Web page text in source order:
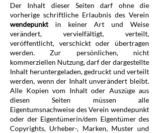
Der Inhalt dieser Seiten darf ohne die
vorherige schriftliche Erlaubnis des Verein
wendepunkt in keiner Art und Weise
verändert, vervielfältigt, verteilt,
veröffentlicht, verschickt oder übertragen
werden. Zur persönlichen, nicht
kommerziellen Nutzung, darf der dargestellte
Inhalt heruntergeladen, gedruckt und verteilt
werden, wenn der Inhalt unverändert bleibt.
Alle Kopien vom Inhalt oder Auszüge aus
diesen Seiten müssen alle
Eigentumsnachweise des Verein wendepunkt
oder der Eigentümerin/dem Eigentümer des
Copyrights, Urheber-, Marken, Muster und